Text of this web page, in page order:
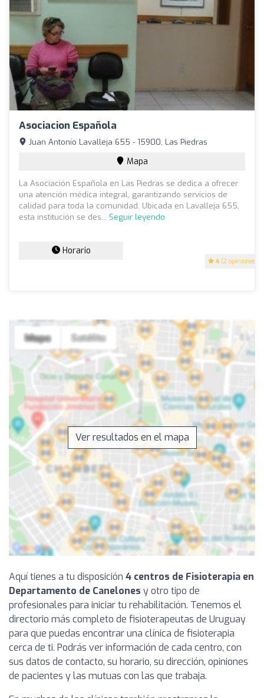
Asociacion Española
4 (2 opiniones)
Juan Antonio Lavalleja 655 - 15900, Las Piedras
Mapa
La Asociación Española en Las Piedras se dedica a ofrecer
una atención médica integral, garantizando servicios de
calidad para toda la comunidad. Ubicada en Lavalleja 655,
esta institución se des... Seguir leyendo
Horario
Ver resultados en el mapa
Aquí tienes a tu disposición 4 centros de Fisioterapia en
Departamento de Canelones y otro tipo de
profesionales para iniciar tu rehabilitación. Tenemos el
directorio más completo de fisioterapeutas de Uruguay
para que puedas encontrar una clínica de fisioterapia
cerca de ti. Podrás ver información de cada centro, con
sus datos de contacto, su horario, su dirección, opiniones
de pacientes y las mutuas con las que trabaja.